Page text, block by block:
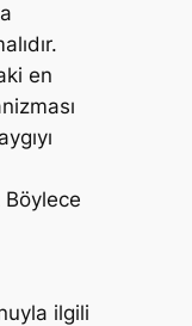
en
Böylece
ilgili